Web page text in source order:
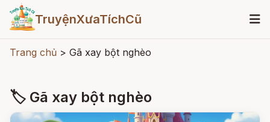
TruyệnXưaTíchCũ
Trang chủ > Gã xay bột nghèo
🏷 Gã xay bột nghèo